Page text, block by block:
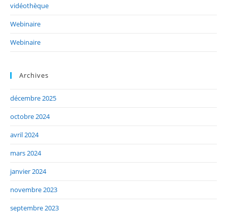
vidéothèque
Webinaire
Webinaire
Archives
décembre 2025
octobre 2024
avril 2024
mars 2024
janvier 2024
novembre 2023
septembre 2023